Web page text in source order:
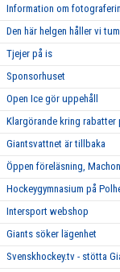
Information om
Den här helgen håller vi
Tjejer på is
Sponsorhuset
Open Ice gör uppehåll
Klargörande kring rabatter
Giantsvattnet är tillbaka
Öppen föreläsning,
Hockeygymnasium på
Intersport webshop
Giants söker lägenhet
Svenskhockey.tv - stötta